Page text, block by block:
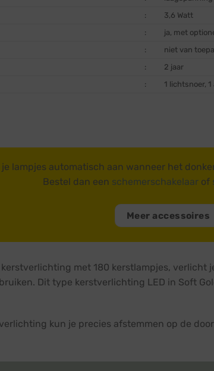
:
3,6 Watt
: ja, met
:
niet van
:
2 jaar
: 1 lichtsnoer,
je lampjes automatisch aan wanneer het
Bestel dan een schemerschakelaar of
Meer accessoires
met 180 kerstlampjes,
Dit type kerstverlichting LED in Soft
kun je precies afstemmen op de